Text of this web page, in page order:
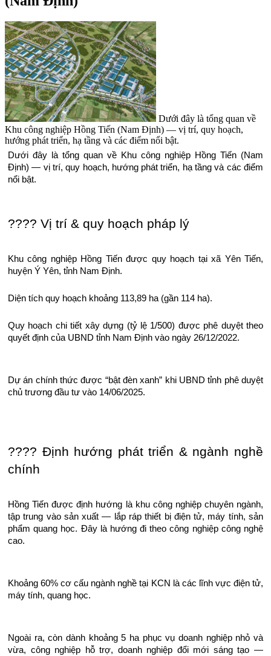
Dưới đây là tổng quan về
Khu công nghiệp Hồng Tiến (Nam Định) — vị trí, quy hoạch,
hướng phát triển, hạ tầng và các điểm nổi bật.
Dưới đây là tổng quan về Khu công nghiệp Hồng Tiến (Nam
Định) — vị trí, quy hoạch, hướng phát triển, hạ tầng và các điểm
nổi bật.
???? Vị trí & quy hoạch pháp lý
Khu công nghiệp Hồng Tiến được quy hoạch tại xã Yên Tiến,
huyện Ý Yên, tỉnh Nam Định.
Diện tích quy hoạch khoảng 113,89 ha (gần 114 ha).
Quy hoạch chi tiết xây dựng (tỷ lệ 1/500) được phê duyệt theo
quyết định của UBND tỉnh Nam Định vào ngày 26/12/2022.
Dự án chính thức được “bật đèn xanh” khi UBND tỉnh phê duyệt
chủ trương đầu tư vào 14/06/2025.
???? Định hướng phát triển & ngành nghề
chính
Hồng Tiến được định hướng là khu công nghiệp chuyên ngành,
tập trung vào sản xuất — lắp ráp thiết bị điện tử, máy tính, sản
phẩm quang học. Đây là hướng đi theo công nghiệp công nghệ
cao.
Khoảng 60% cơ cấu ngành nghề tại KCN là các lĩnh vực điện tử,
máy tính, quang học.
Ngoài ra, còn dành khoảng 5 ha phục vụ doanh nghiệp nhỏ và
vừa, công nghiệp hỗ trợ, doanh nghiệp đổi mới sáng tạo —